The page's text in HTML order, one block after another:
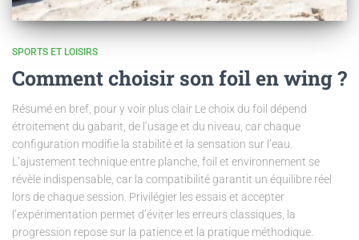
SPORTS ET LOISIRS
Comment choisir son foil en wing ?
Résumé en bref, pour y voir plus clair Le choix du foil dépend
étroitement du gabarit, de l’usage et du niveau, car chaque
configuration modifie la stabilité et la sensation sur l’eau.
L’ajustement technique entre planche, foil et environnement se
révèle indispensable, car la compatibilité garantit un équilibre réel
lors de chaque session. Privilégier les essais et accepter
l’expérimentation permet d’éviter les erreurs classiques, la
progression repose sur la patience et la pratique méthodique.